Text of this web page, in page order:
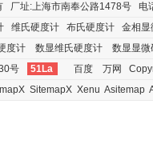
厂址:上海市南奉公路1478号
维氏硬度计 布氏硬度计
金相显
度计 数显维氏硬度计
数显显微
号
51La 百度 万网
SitemapX Xenu Asitemap